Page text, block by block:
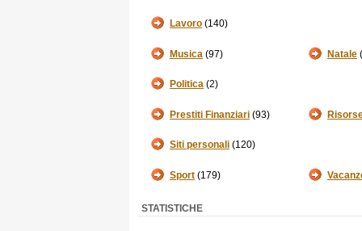
Lavoro (140)
Musica (97) Natale
Politica (2)
Prestiti Finanziari (93)
Siti personali (120)
Sport (179)
STATISTICHE